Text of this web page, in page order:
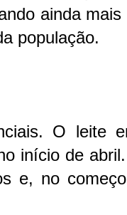
ainda
população.
O leite
início de
e, no